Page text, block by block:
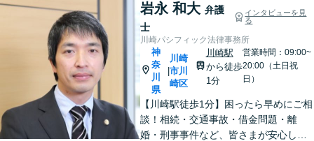
岩永 和大 弁護
士
インタビューを見
る
川崎パシフィック法律事務所
神
奈
川
県
|
川崎
市川
崎区
川崎駅
から徒歩
1分
営業時間：09:00~
20:00（土日祝
日）
【川崎駅徒歩1分】困ったら早めにご相
談！相続・交通事故・借金問題・離
婚・刑事事件など、皆さまが安心して